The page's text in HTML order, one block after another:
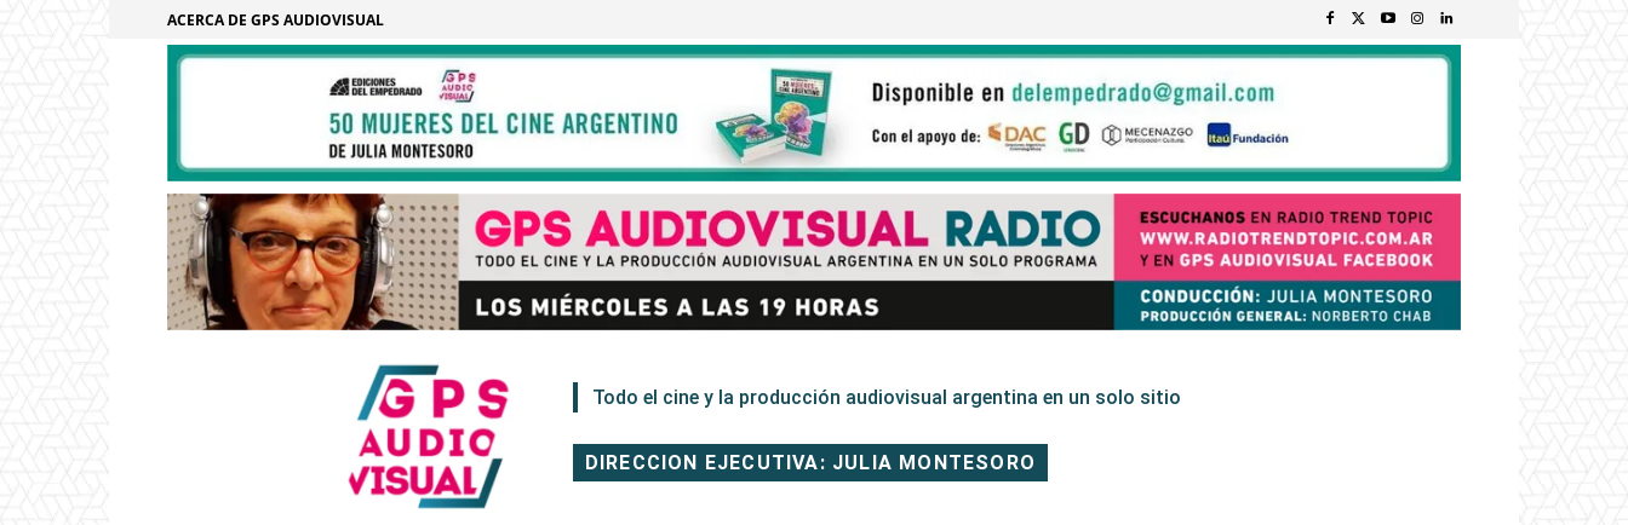
ACERCA DE GPS AUDIOVISUAL
Todo el cine y la producción audiovisual argentina en un solo sitio
DIRECCION EJECUTIVA: JULIA MONTESORO